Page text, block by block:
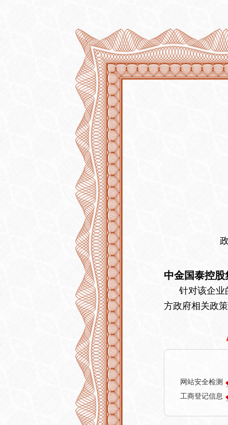
中金国泰控
针对该企业
方政府相关政
网站安全检测
工商登记信息